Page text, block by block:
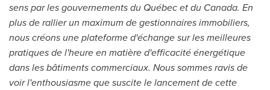
sens par les gouvernements du Québec et du Canada. En
plus de rallier un maximum de gestionnaires immobiliers,
nous créons une plateforme d'échange sur les meilleures
pratiques de l'heure en matière d'efficacité énergétique
dans les bâtiments commerciaux. Nous sommes ravis de
voir l'enthousiasme que suscite le lancement de cette